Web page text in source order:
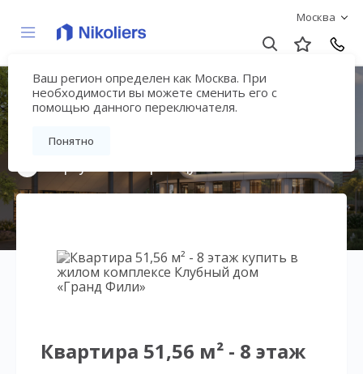
Москва
Ваш регион определен как Москва. При
необходимости вы можете сменить его с
помощью данного переключателя.
Понятно
Клубный дом «Гранд
Фили»
Квартира 51,56 м² - 8 этаж